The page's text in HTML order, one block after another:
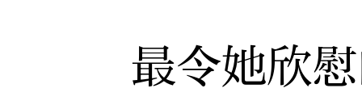
最令她欣慰